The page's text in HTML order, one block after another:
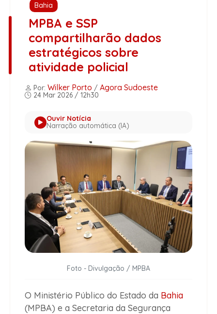
Bahia
MPBA e SSP
compartilharão dados
estratégicos sobre
atividade policial
Por: Wilker Porto / Agora Sudoeste
24 Mar 2026 / 12h30
Ouvir Notícia
Narração automática (IA)
Foto - Divulgação / MPBA
O Ministério Público do Estado da Bahia
(MPBA) e a Secretaria da Segurança